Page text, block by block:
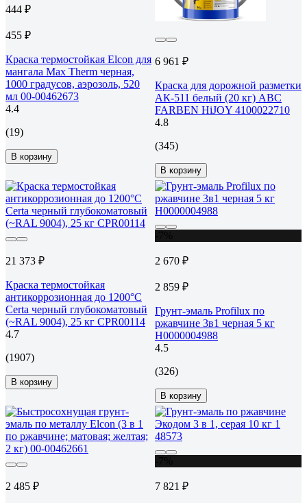
444 ₽
455 ₽
Краска термостойкая Elcon для
мангала Max Therm черная,
1000 градусов, аэрозоль, 520
мл 00-00462673
4.4
(19)
В корзину
6 961 ₽
Краска для дорожной разметки
АК-511 белый (20 кг) ABC
FARBEN HiJOY 4100022710
4.8
(345)
В корзину
21 373 ₽
Краска термостойкая
антикоррозионная до 1200°С
Certa черный глубокоматовый
(~RAL 9004), 25 кг CPR00114
4.7
(1907)
В корзину
2 670 ₽
2 859 ₽
Грунт-эмаль Profilux по
ржавчине 3в1 черная 5 кг
Н0000004988
4.5
(326)
В корзину
2 485 ₽ 7 821 ₽